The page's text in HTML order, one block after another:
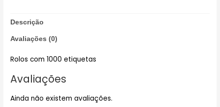
Descrição
Avaliações (0)
Rolos com 1000 etiquetas
Avaliações
Ainda não existem avaliações.